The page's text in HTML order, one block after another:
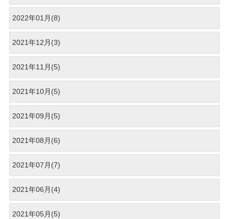
2022年01月(8)
2021年12月(3)
2021年11月(5)
2021年10月(5)
2021年09月(5)
2021年08月(6)
2021年07月(7)
2021年06月(4)
2021年05月(5)